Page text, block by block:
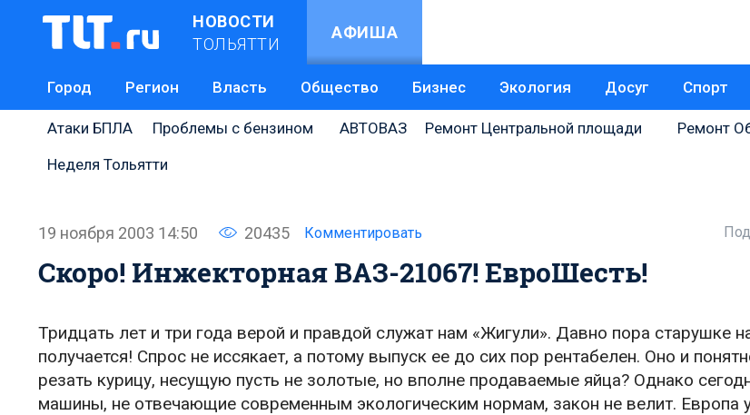
НОВОСТИ
ТОЛЬЯТТИ
АФИША
Город Регион Власть Общество Бизнес Экология Досуг Спорт
Атаки БПЛА Проблемы с бензином АВТОВАЗ Ремонт Центральной площади Ремонт
Неделя Тольятти
19 ноября 2003 14:50 20435 Комментировать
Скоро! Инжекторная ВАЗ-21067! ЕвроШесть!
Тридцать лет и три года верой и правдой служат нам «Жигули». Давно пора старушке
получается! Спрос не иссякает, а потому выпуск ее до сих пор рентабелен. Оно и
резать курицу, несущую пусть не золотые, но вполне продаваемые яйца? Однако
машины, не отвечающие современным экологическим нормам, закон не велит. Европа